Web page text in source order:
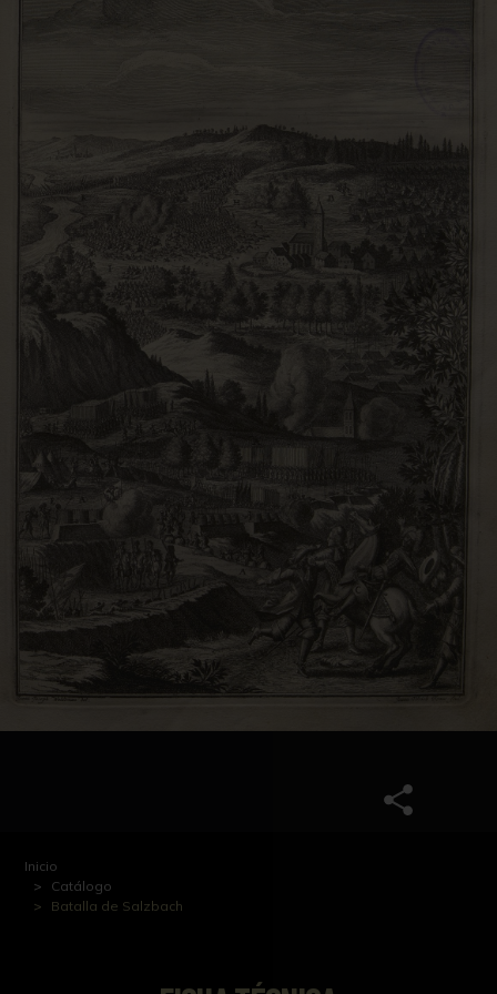
Inicio
Catálogo
Batalla de Salzbach